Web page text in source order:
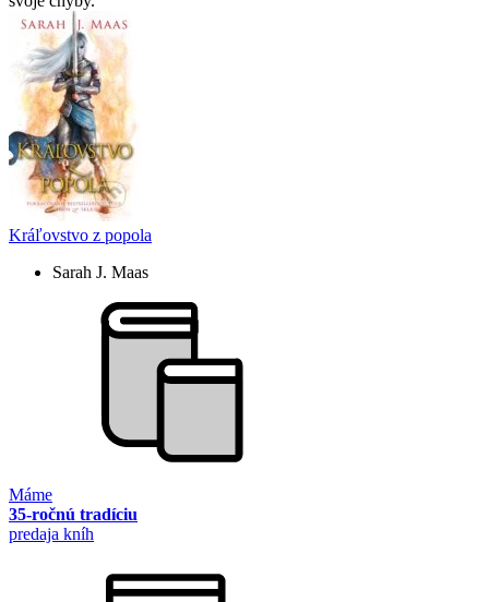
Kráľovstvo z popola
Sarah J. Maas
Máme
35-ročnú tradíciu
predaja kníh